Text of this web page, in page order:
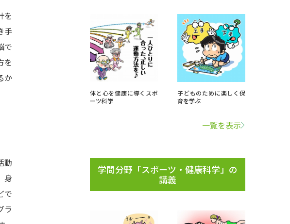
受験準備 資料検索
調べる
ケジュールを立てよう
先輩が入学を決めた理由
新生活お役立ちガイド
問発見
ビ講義」
を
手
で
を
か
動
身
で
ラ
体と心を健康に導くスポ
ーツ科学
子どものために楽しく保
育を学ぶ
一覧を表示
学問分野「スポーツ・健康科学」の
講義